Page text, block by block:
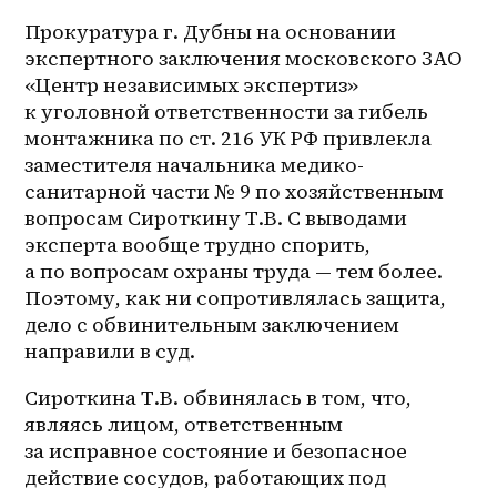
Прокуратура г. Дубны на основании
экспертного заключения московского ЗАО
«Центр независимых экспертиз»
к уголовной ответственности за гибель
монтажника по ст. 216 УК РФ привлекла
заместителя начальника медико-
санитарной части № 9 по хозяйственным
вопросам Сироткину Т.В. С выводами
эксперта вообще трудно спорить,
а по вопросам охраны труда — тем более.
Поэтому, как ни сопротивлялась защита,
дело с обвинительным заключением
направили в суд.
Сироткина Т.В. обвинялась в том, что,
являясь лицом, ответственным
за исправное состояние и безопасное
действие сосудов, работающих под